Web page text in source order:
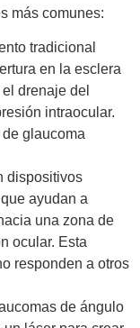
más comunes:
tradicional
en la esclera
drenaje del
intraocular.
glaucoma
dispositivos
ayudan a
una zona de
ocular. Esta
responden a otros
de ángulo